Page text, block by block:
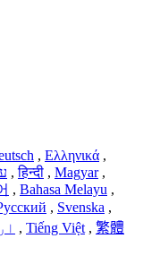
, Ελληνικά ,
,हिन्दी , Magyar ,
, Bahasa Melayu ,
, Svenska ,
, Tiếng Việt , 繁體